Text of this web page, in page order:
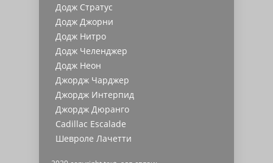
Додж Стратус
Додж Джорни
Додж Нитро
Додж Челенджер
Додж Неон
Джордж Чарджер
Джордж Интерпид
Джордж Дюранго
Cadillac Escalade
Шевроле Лачетти